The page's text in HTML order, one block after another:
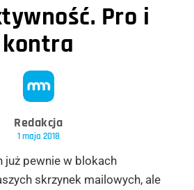
Pro i
kontra
Redakcja
1 maja 2018
już pewnie w blokach
skrzynek mailowych, ale